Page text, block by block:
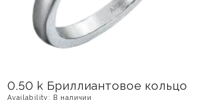
0.50 k Бриллиантовое кольцо
Availability: В наличии